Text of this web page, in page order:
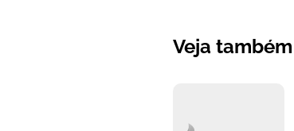
Veja também